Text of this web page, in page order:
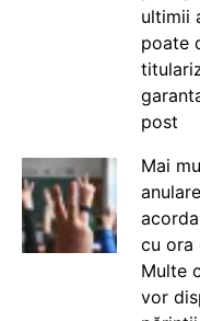
ultimii
poate
post
Mai
cu ora
Multe
vor